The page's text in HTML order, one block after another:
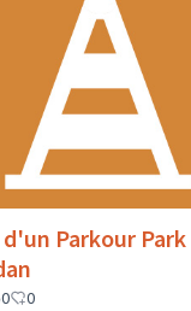
Parkour Park
0 0